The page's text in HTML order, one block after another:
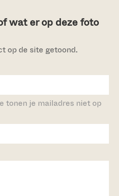
wat er op deze foto
op de site getoond.
tonen je mailadres niet op